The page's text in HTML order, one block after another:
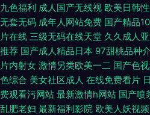
九色福利 成人国产无线视 欧美日韩
无套无码 成年人网站免费 国产精品
片在线 三级无码在线天堂 久久成人
推荐 国产成人精品日本 97甜桃品种
片内射女 激情另类欧美一二 国产色
色综合 美女社区成人 在线免费看片
费观看污网站 最新激情h网站 国产喷
乱肥老妇 最新福利影院 欧美人妖视